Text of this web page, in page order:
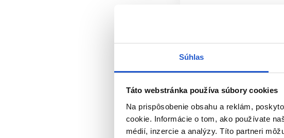
Súhlas
Táto webstránka používa súbory cookies
Na prispôsobenie obsahu a reklám,
cookie. Informácie o tom, ako používate
médií, inzercie a analýzy. Títo partneri